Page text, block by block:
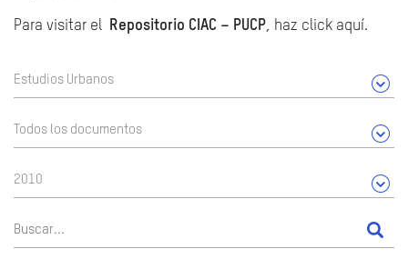
Para visitar el Repositorio CIAC – PUCP, haz click aquí.
Estudios Urbanos
Todos los documentos
2010